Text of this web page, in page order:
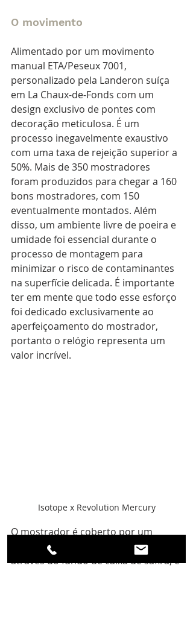
O movimento
Alimentado por um movimento
manual ETA/Peseux 7001,
personalizado pela Landeron suíça
em La Chaux-de-Fonds com um
design exclusivo de pontes com
decoração meticulosa. É um
processo inegavelmente exaustivo
com uma taxa de rejeição superior a
50%. Mais de 350 mostradores
foram produzidos para chegar a 160
bons mostradores, com 150
eventualmente montados. Além
disso, um ambiente livre de poeira e
umidade foi essencial durante o
processo de montagem para
minimizar o risco de contaminantes
na superfície delicada. É importante
ter em mente que todo esse esforço
foi dedicado exclusivamente ao
aperfeiçoamento do mostrador,
portanto o relógio representa um
valor incrível.
Isotope x Revolution Mercury
O mostrador é coberto por um
cristal de safira abobadado e,
através do fundo de caixa de safira, é